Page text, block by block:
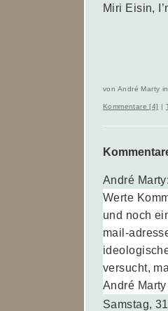
Miri Eisin,
von André Marty
Kommentare [4] |
André Marty:
Werte
und noch
mail-
versucht,
André Marty
Samstag,